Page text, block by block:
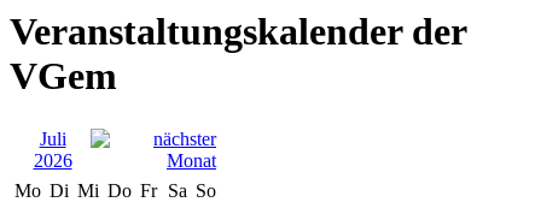
Veranstaltungskalender der
VGem
Juli
2026
Mo Di Mi Do Fr Sa So